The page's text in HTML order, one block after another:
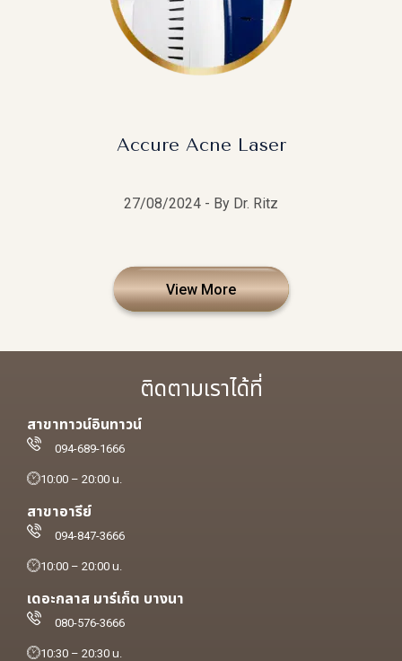
Accure Acne Laser
27/08/2024 - By Dr. Ritz
View More
ติดตามเราได้ที่
สาขาทาวน์อินทาวน์
094-689-1666
10:00 – 20:00 น.
สาขาอารีย์
094-847-3666
10:00 – 20:00 น.
เดอะกลาส มาร์เก็ต บางนา
080-576-3666
10:30 – 20:30 น.